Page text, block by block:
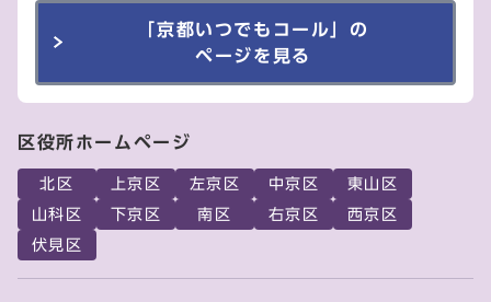
「京都いつでもコール」の
ページを見る
区役所ホームページ
北区 上京区 左京区 中京区
東山区
山科区
下京区 南区 右京区
西京区
伏見区